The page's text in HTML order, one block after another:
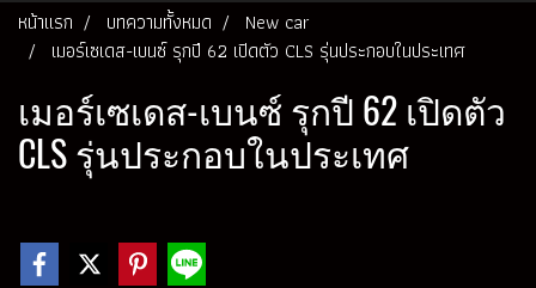
หน้าแรก บทความทั้งหมด
New car
เมอร์เซเดส-เบนซ์ รุกปี 62 เปิดตัว CLS รุ่นประกอบในประเทศ
เมอร์เซเดส-เบนซ์ รุกปี 62 เปิดตัว
CLS รุ่นประกอบในประเทศ